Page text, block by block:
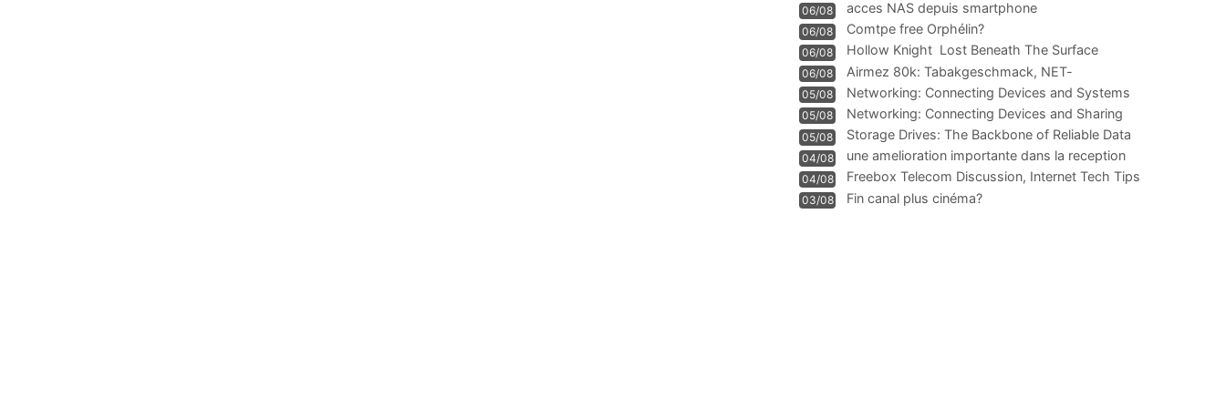
06/08 acces NAS depuis smartphone
06/08 Comtpe free Orphélin?
06/08 Hollow Knight  Lost Beneath The Surface
06/08
Airmez 80k: Tabakgeschmack, NET-
Technologie und Leistung im
05/08 Networking: Connecting Devices and Systems
05/08
Networking: Connecting Devices and Sharing
Information
05/08
Storage Drives: The Backbone of Reliable Data
Management
04/08
une amelioration importante dans la reception
WIFI
04/08
Freebox Telecom Discussion, Internet Tech Tips
Communi
03/08 Fin canal plus cinéma?